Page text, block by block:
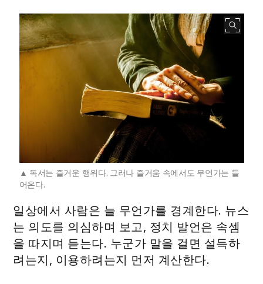
독서는 즐거운 행위다. 그러나 즐거움 속에서도 무언가는 들
어온다.
일상에서 사람은 늘 무언가를 경계한다. 뉴스
는 의도를 의심하며 보고, 정치 발언은 속셈
을 따지며 듣는다. 누군가 말을 걸면 설득하
려는지, 이용하려는지 먼저 계산한다.